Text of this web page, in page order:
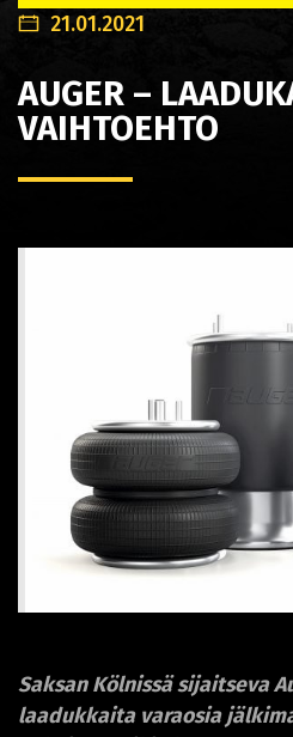
21.01.2021
AUGER –
VAIHTOEHTO
Saksan Kölnissä sijaitseva
laadukkaita varaosia